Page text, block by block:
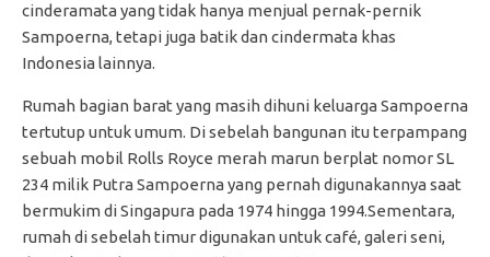
cinderamata yang tidak hanya menjual pernak-pernik
Sampoerna, tetapi juga batik dan cindermata khas
Indonesia lainnya.
Rumah bagian barat yang masih dihuni keluarga Sampoerna
tertutup untuk umum. Di sebelah bangunan itu terpampang
sebuah mobil Rolls Royce merah marun berplat nomor SL
234 milik Putra Sampoerna yang pernah digunakannya saat
bermukim di Singapura pada 1974 hingga 1994.Sementara,
rumah di sebelah timur digunakan untuk café, galeri seni,